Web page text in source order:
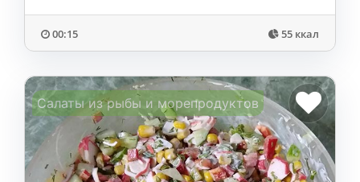
00:15 55 ккал
Салаты из рыбы и морепродуктов